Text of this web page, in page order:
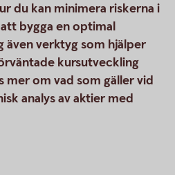
du kan minimera riskerna i
bygga en optimal
verktyg som hjälper
kursutveckling
mer om vad som gäller vid
analys av aktier med